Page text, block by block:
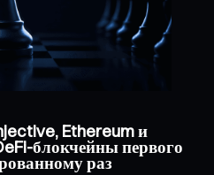
Ethereum и
блокчейны первого
раз